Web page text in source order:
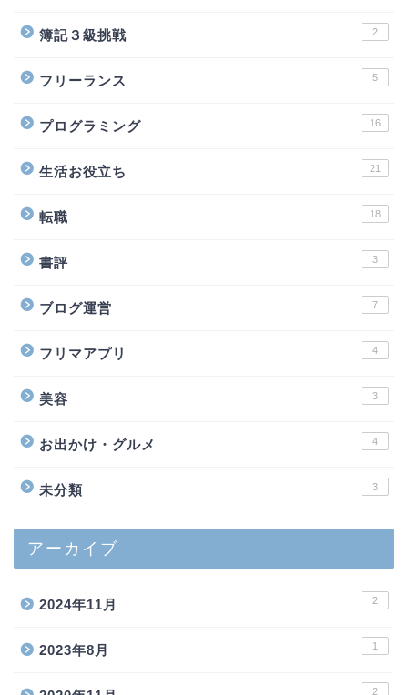
簿記３級挑戦 2
フリーランス 5
プログラミング 16
生活お役立ち 21
転職 18
書評 3
ブログ運営 7
フリマアプリ 4
美容 3
お出かけ・グルメ 4
未分類 3
アーカイブ
2024年11月 2
2023年8月 1
2